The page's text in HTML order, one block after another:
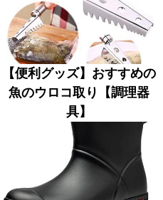
【便利グッズ】おすすめの
魚のウロコ取り【調理器
具】